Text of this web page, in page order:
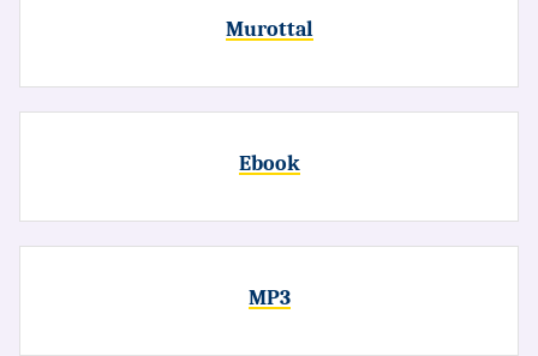
Murottal
Ebook
MP3